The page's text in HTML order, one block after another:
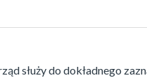
służy do dokładnego